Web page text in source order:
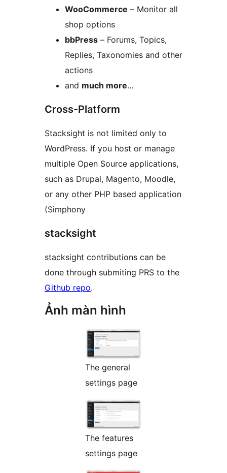
WooCommerce – Monitor all
shop options
bbPress – Forums, Topics,
Replies, Taxonomies and other
actions
and much more…
Cross-Platform
Stacksight is not limited only to
WordPress. If you host or manage
multiple Open Source applications,
such as Drupal, Magento, Moodle,
or any other PHP based application
(Simphony
stacksight
stacksight contributions can be
done through submiting PRS to the
Github repo.
Ảnh màn hình
The general
settings page
The features
settings page